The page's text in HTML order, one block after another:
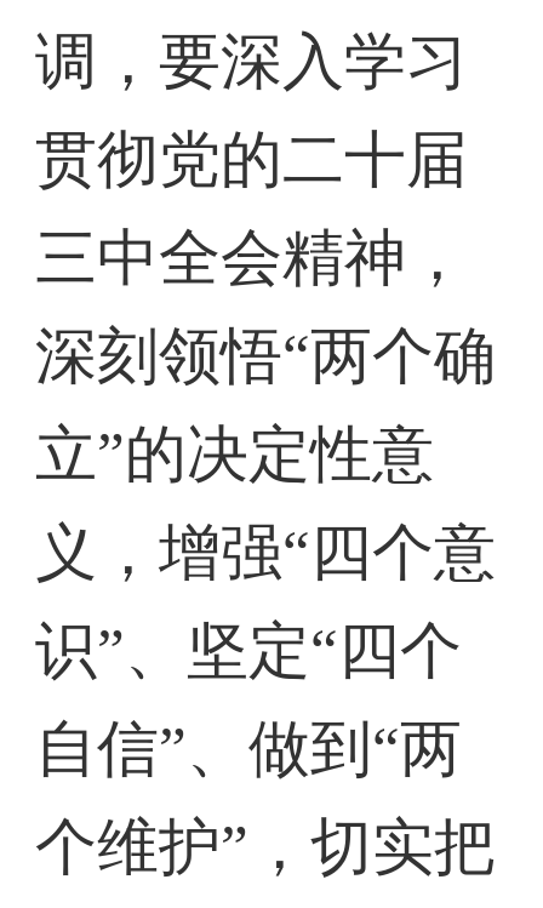
调，要深入学习
贯彻党的二十届
三中全会精神，
深刻领悟“两个确
立”的决定性意
义，增强“四个意
识”、坚定“四个
自信”、做到“两
个维护”，切实把